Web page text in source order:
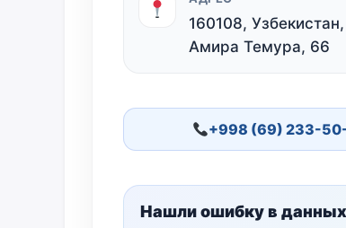
160108,
Амира Темура, 66
+998 (69) 233-
Нашли ошибку в